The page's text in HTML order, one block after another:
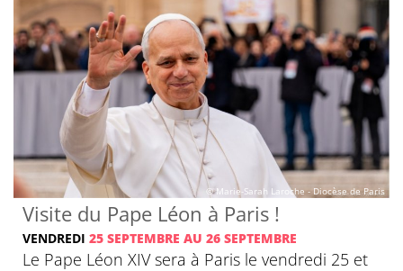
© Marie-Sarah Laroche - Diocèse de Paris
Visite du Pape Léon à Paris !
VENDREDI 25 SEPTEMBRE AU 26 SEPTEMBRE
Le Pape Léon XIV sera à Paris le vendredi 25 et